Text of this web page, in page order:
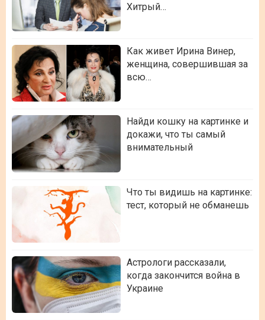
Хитрый…
Как живет Ирина Винер,
женщина, совершившая за
всю…
Найди кошку на картинке и
докажи, что ты самый
внимательный
Что ты видишь на картинке:
тест, который не обманешь
Астрологи рассказали,
когда закончится война в
Украине